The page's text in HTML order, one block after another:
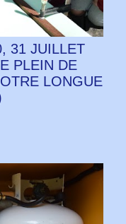
31 JUILLET
PLEIN DE
LONGUE